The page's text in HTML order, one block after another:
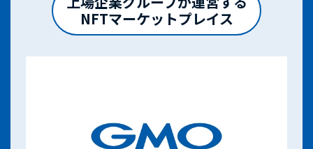
NFTマーケットプレイス